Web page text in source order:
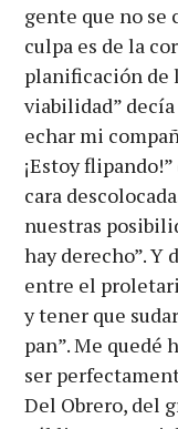
gente que no se
culpa es de la
planificación de
viabilidad” decía
echar mi
¡Estoy
cara
nuestras
hay derecho”. Y
entre el
y tener que
pan”. Me quedé
ser
Del Obrero, del